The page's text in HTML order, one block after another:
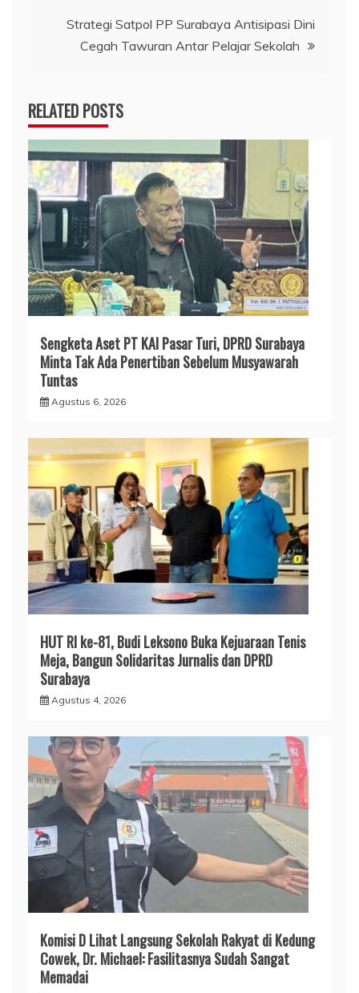
Strategi Satpol PP Surabaya Antisipasi Dini
Cegah Tawuran Antar Pelajar Sekolah
RELATED POSTS
Sengketa Aset PT KAI Pasar Turi, DPRD Surabaya
Minta Tak Ada Penertiban Sebelum Musyawarah
Tuntas
Agustus 6, 2026
HUT RI ke-81, Budi Leksono Buka Kejuaraan Tenis
Meja, Bangun Solidaritas Jurnalis dan DPRD
Surabaya
Agustus 4, 2026
Komisi D Lihat Langsung Sekolah Rakyat di Kedung
Cowek, Dr. Michael: Fasilitasnya Sudah Sangat
Memadai